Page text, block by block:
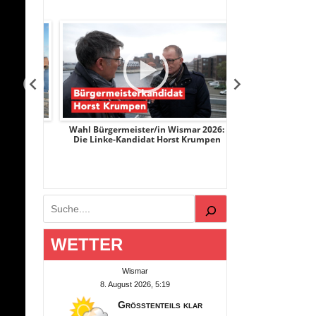
Wahl Bürgermeister/in Wismar 2026:
Die Linke-Kandidat Horst Krumpen
Suchen
WETTER
Wismar
8. August 2026, 5:19
Größtenteils klar